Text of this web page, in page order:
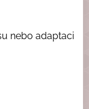
nebo adaptaci